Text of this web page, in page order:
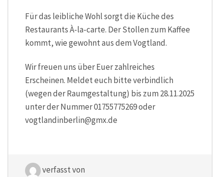
Für das leibliche Wohl sorgt die Küche des
Restaurants À-la-carte. Der Stollen zum Kaffee
kommt, wie gewohnt aus dem Vogtland.
Wir freuen uns über Euer zahlreiches
Erscheinen. Meldet euch bitte verbindlich
(wegen der Raumgestaltung) bis zum 28.11.2025
unter der Nummer 01755775269 oder
vogtlandinberlin@gmx.de
verfasst von